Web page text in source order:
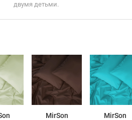
двумя детьми.
MirSon
MirSon